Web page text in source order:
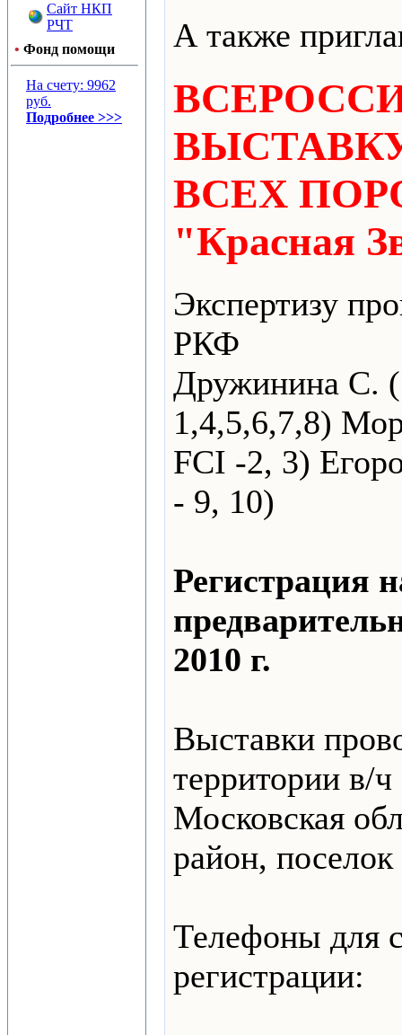
Сайт НКП
РЧТ
• Фонд помощи
На счету: 9962
руб.
Подробнее >>>
А также
ВСЕХ
"Красная
Экспертизу
РКФ
Дружинина С.
1,4,5,6,7,8)
FCI -2, 3)
- 9, 10)
Регистрация
2010 г.
Выставки
территории в/
Московская
район,
Телефоны для
регистрации: